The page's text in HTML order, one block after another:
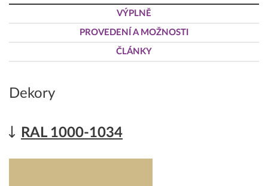
VÝPLNĚ
PROVEDENÍ A MOŽNOSTI
ČLÁNKY
Dekory
RAL 1000-1034